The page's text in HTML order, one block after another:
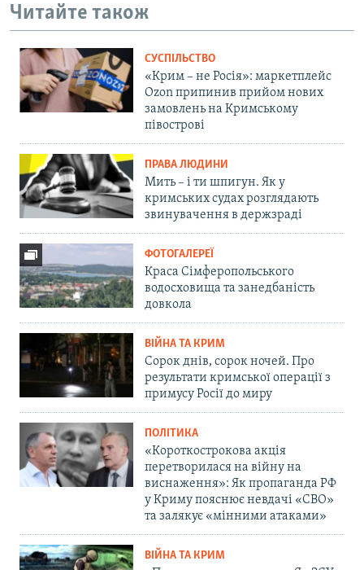
Читайте також
СУСПІЛЬСТВО
«Крим – не Росія»: маркетплейс
Ozon припинив прийом нових
замовлень на Кримському
півострові
ПРАВА ЛЮДИНИ
Мить – і ти шпигун. Як у
кримських судах розглядають
звинувачення в держзраді
ФОТОГАЛЕРЕЇ
Краса Сімферопольського
водосховища та занедбаність
довкола
ВІЙНА ТА КРИМ
Сорок днів, сорок ночей. Про
результати кримської операції з
примусу Росії до миру
ПОЛІТИКА
«Короткострокова акція
перетворилася на війну на
виснаження»: Як пропаганда РФ
у Криму пояснює невдачі «СВО»
та залякує «мінними атаками»
ВІЙНА ТА КРИМ